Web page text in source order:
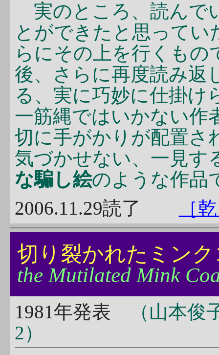
実のところ、読んで
とができたと思って
らにその上を行くもの
後、さらに再度読み返
る、実に巧妙に仕掛け
一筋縄ではいかない作
切に手がかりが配置さ
気づかせない、一見す
な騙し絵のような作品
2006.11.29読了
［
切り裂かれたミン
the Mutilated Mink
1981年発表
（山本
2）